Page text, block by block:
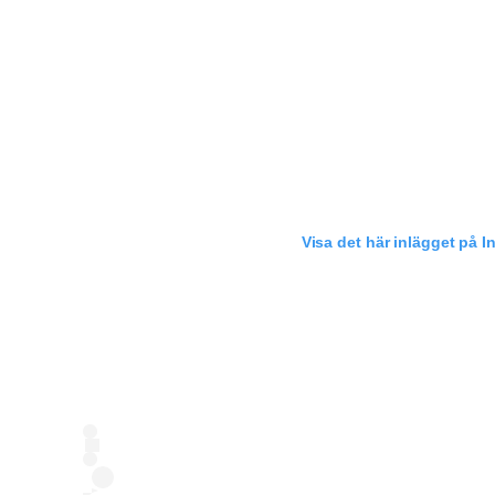
Visa det här inlägget på